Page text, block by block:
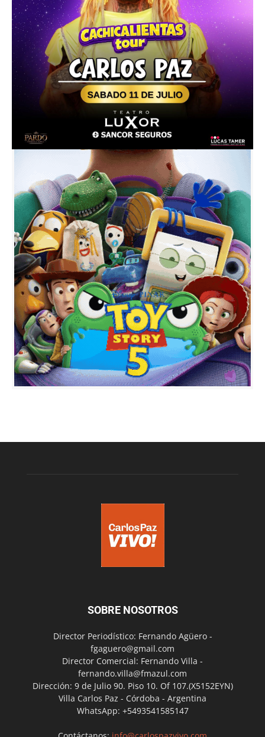
SOBRE NOSOTROS
Director Periodístico: Fernando Agüero -
fgaguero@gmail.com
Director Comercial: Fernando Villa -
fernando.villa@fmazul.com
Dirección: 9 de Julio 90. Piso 10. Of 107.(X5152EYN)
Villa Carlos Paz - Córdoba - Argentina
WhatsApp: +5493541585147